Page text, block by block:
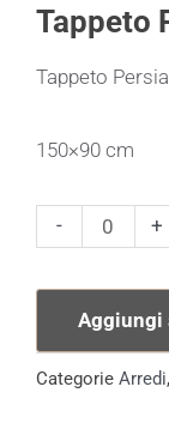
Tappeto
Tappeto
150×90 cm
-
Tappeto
Andhra
quantità
+
Aggiungi
Categorie Arredi,